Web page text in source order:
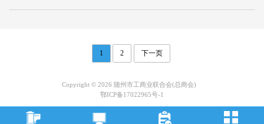
1 2 下一页
Copyright © 2026 随州市工商业联合会(总商会)
鄂ICP备17022965号-1